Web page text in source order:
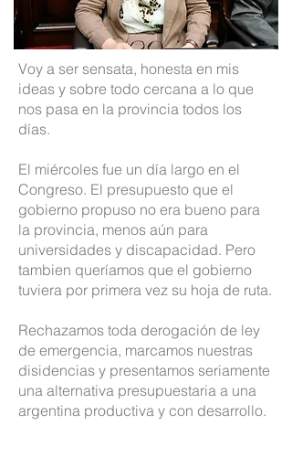
Voy a ser sensata, honesta en mis
ideas y sobre todo cercana a lo que
nos pasa en la provincia todos los
días.
El miércoles fue un día largo en el
Congreso. El presupuesto que el
gobierno propuso no era bueno para
la provincia, menos aún para
universidades y discapacidad. Pero
tambien queríamos que el gobierno
tuviera por primera vez su hoja de ruta.
Rechazamos toda derogación de ley
de emergencia, marcamos nuestras
disidencias y presentamos seriamente
una alternativa presupuestaria a una
argentina productiva y con desarrollo.